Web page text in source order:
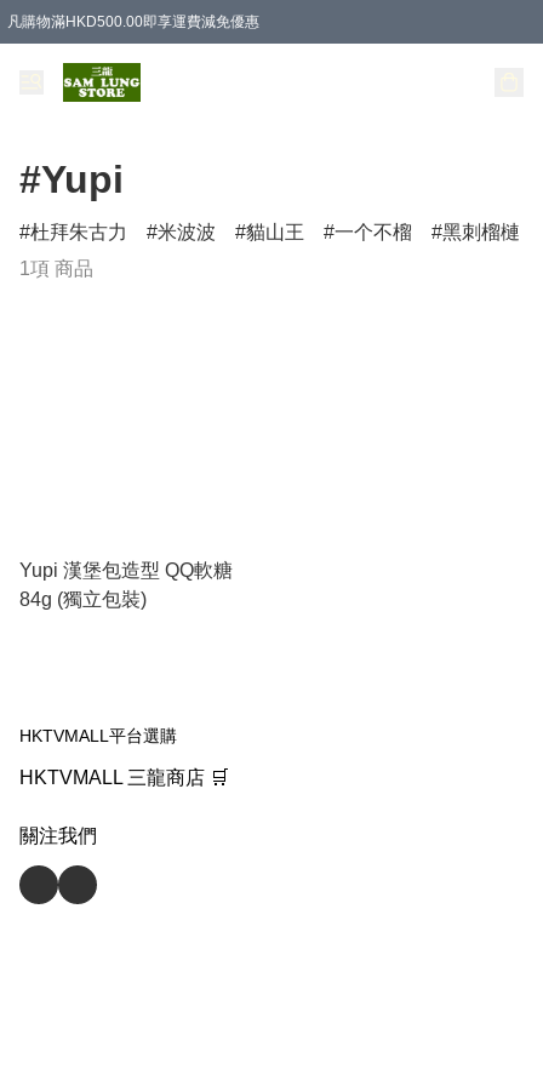
凡購物滿HKD500.00即享運費減免優惠
#Yupi
杜拜朱古力 米波波 貓山王 一个不榴
黑刺榴槤
1項 商品
Yupi 漢堡包造型 QQ軟糖
84g (獨立包裝)
HKTVMALL平台選購
HKTVMALL 三龍商店 🛒
關注我們